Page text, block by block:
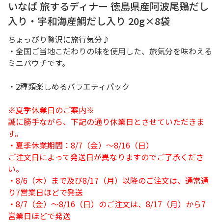
いなば 旅するディナー 徳島県産阿波尾鶏だし
入り・宇和海産鯛だし入り 20g×8袋
ちょっぴり贅沢に旅行気分♪
・全国ご当地こだわりの味を使用した、旅気分を味わえる
ミニパウチです。
・2種類楽しめるバラエティパック
※夏季休業日のご案内※
誠に勝手ながら、下記の通り休業日とさせていただきま
す。
・夏季休業期間：8/7（金）～8/16（日）
ご注文日によって発送日が異なりますのでご了承くださ
い。
・8/6（木）まで及び8/17（月）以降のご注文は、通常通
り7営業日ほどで発送
・8/7（金）～8/16（日）のご注文は、8/17（月）から7
営業日ほどで発送